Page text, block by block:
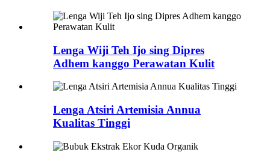
Lenga Wiji Teh Ijo sing Dipres
Adhem kanggo Perawatan Kulit
Lenga Atsiri Artemisia Annua
Kualitas Tinggi